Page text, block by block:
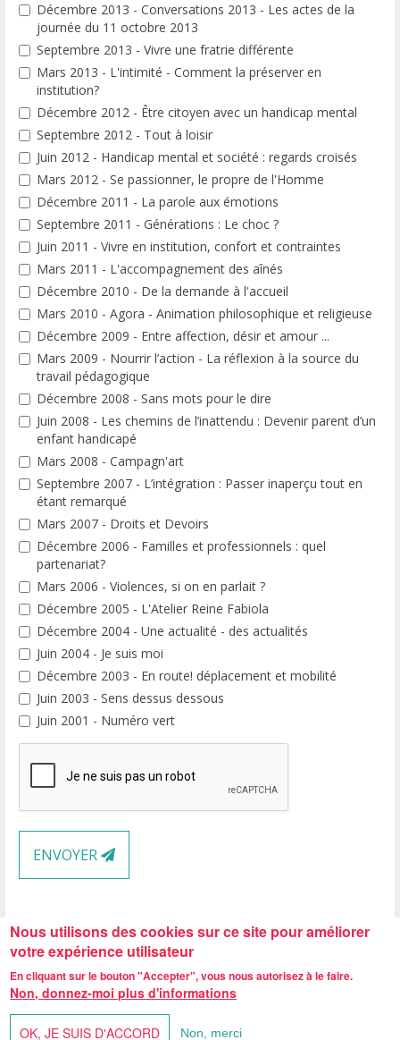
Décembre 2013 - Conversations 2013 - Les actes de la
journée du 11 octobre 2013
Septembre 2013 - Vivre une fratrie différente
Mars 2013 - L'intimité - Comment la préserver en
institution?
Décembre 2012 - Être citoyen avec un handicap mental
Septembre 2012 - Tout à loisir
Juin 2012 - Handicap mental et société : regards croisés
Mars 2012 - Se passionner, le propre de l'Homme
Décembre 2011 - La parole aux émotions
Septembre 2011 - Générations : Le choc ?
Juin 2011 - Vivre en institution, confort et contraintes
Mars 2011 - L'accompagnement des aînés
Décembre 2010 - De la demande à l'accueil
Mars 2010 - Agora - Animation philosophique et religieuse
Décembre 2009 - Entre affection, désir et amour ...
Mars 2009 - Nourrir l’action - La réflexion à la source du
travail pédagogique
Décembre 2008 - Sans mots pour le dire
Juin 2008 - Les chemins de l’inattendu : Devenir parent d’un
enfant handicapé
Mars 2008 - Campagn'art
Septembre 2007 - L’intégration : Passer inaperçu tout en
étant remarqué
Mars 2007 - Droits et Devoirs
Décembre 2006 - Familles et professionnels : quel
partenariat?
Mars 2006 - Violences, si on en parlait ?
Décembre 2005 - L'Atelier Reine Fabiola
Décembre 2004 - Une actualité - des actualités
Juin 2004 - Je suis moi
Décembre 2003 - En route! déplacement et mobilité
Juin 2003 - Sens dessus dessous
Juin 2001 - Numéro vert
ENVOYER
Centre Reine Fabiola, rue de Neufvilles 455 - 7063 Neufvilles -
Tél. 067/33.02.25
Fax. 067/33.38.32
Nous utilisons des cookies sur ce site pour améliorer
votre expérience utilisateur
En cliquant sur le bouton "Accepter", vous nous autorisez à le faire.
Non, donnez-moi plus d'informations
OK, JE SUIS D'ACCORD Non, merci